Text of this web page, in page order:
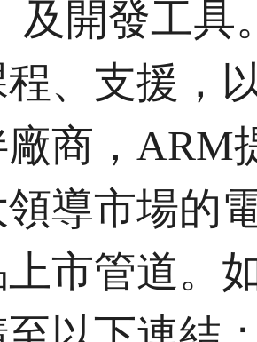
及開發工
、支援，
廠商，ARM
導市場的
上市管道。